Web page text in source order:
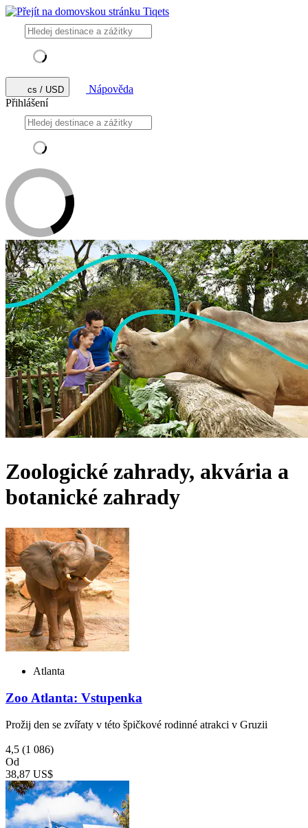
cs / USD
Nápověda
Přihlášení
Zoologické zahrady, akvária a
botanické zahrady
Atlanta
Zoo Atlanta: Vstupenka
Prožij den se zvířaty v této špičkové rodinné atrakci v Gruzii
4,5 (1 086)
Od
38,87 US$